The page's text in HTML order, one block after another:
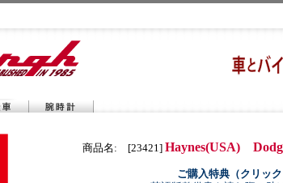
商品名: [23421] Haynes(USA)
ご購入特典（クリック